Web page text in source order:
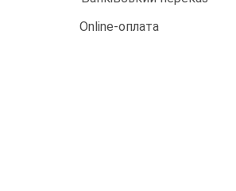
Online-оплата